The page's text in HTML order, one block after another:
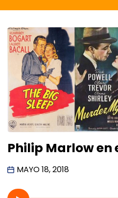
Philip Marlow en
MAYO 18, 2018